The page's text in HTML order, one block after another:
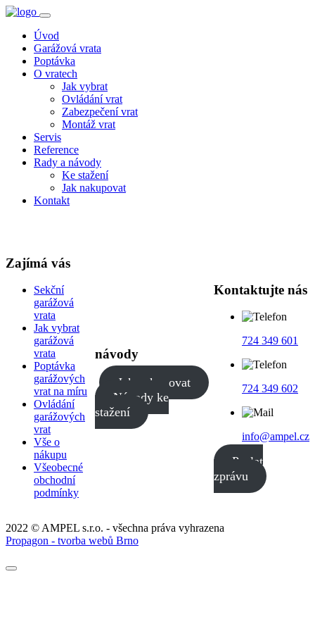
Úvod
Garážová vrata
Poptávka
O vratech
Jak vybrat
Ovládání vrat
Zabezpečení vrat
Montáž vrat
Servis
Reference
Rady a návody
Ke stažení
Jak nakupovat
Kontakt
Zajímá vás
Sekční
garážová
vrata
Jak vybrat
garážová
vrata
Poptávka
garážových
vrat na míru
Ovládání
garážových
vrat
Vše o
nákupu
Všeobecné
obchodní
podmínky
návody
Jak nakupovat
Návody ke
stažení
Kontaktujte nás
724 349 601
724 349 602
info@ampel.cz
Poslat
zprávu
2022 © AMPEL s.r.o. - všechna práva vyhrazena
Propagon - tvorba webů Brno